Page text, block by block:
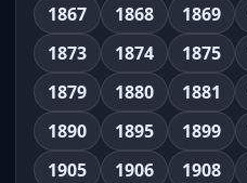
1867
1868 1869
1873
1874 1875
1879
1880 1881
1890
1895 1899
1905
1906 1908